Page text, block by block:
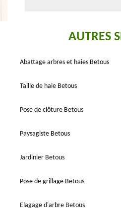
AUTRES
Abattage arbres et haies Betous
Taille de haie Betous
Pose de clôture Betous
Paysagiste Betous
Jardinier Betous
Pose de grillage Betous
Elagage d'arbre Betous